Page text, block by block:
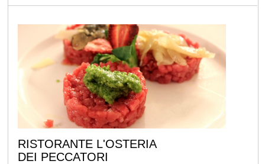
RISTORANTE L'OSTERIA
DEI PECCATORI